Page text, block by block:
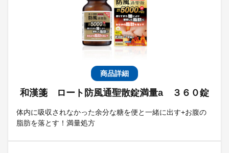
商品詳細
和漢箋 ロート防風通聖散錠満量a ３６０錠
体内に吸収されなかった余分な糖を便と一緒に出す+お腹の
脂肪を落とす！満量処方